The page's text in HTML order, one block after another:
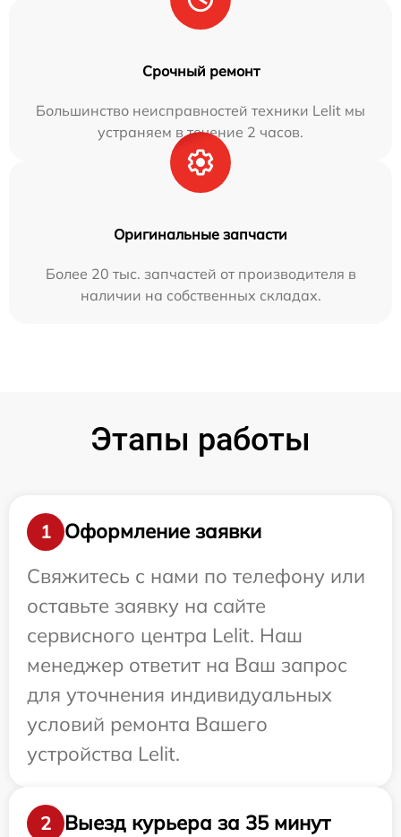
Срочный ремонт
Большинство неисправностей техники Lelit мы
устраняем в течение 2 часов.
Оригинальные запчасти
Более 20 тыс. запчастей от производителя в
наличии на собственных складах.
Этапы работы
1
Оформление заявки
Свяжитесь с нами по телефону или
оставьте заявку на сайте
сервисного центра Lelit. Наш
менеджер ответит на Ваш запрос
для уточнения индивидуальных
условий ремонта Вашего
устройства Lelit.
2
Выезд курьера за 35 минут